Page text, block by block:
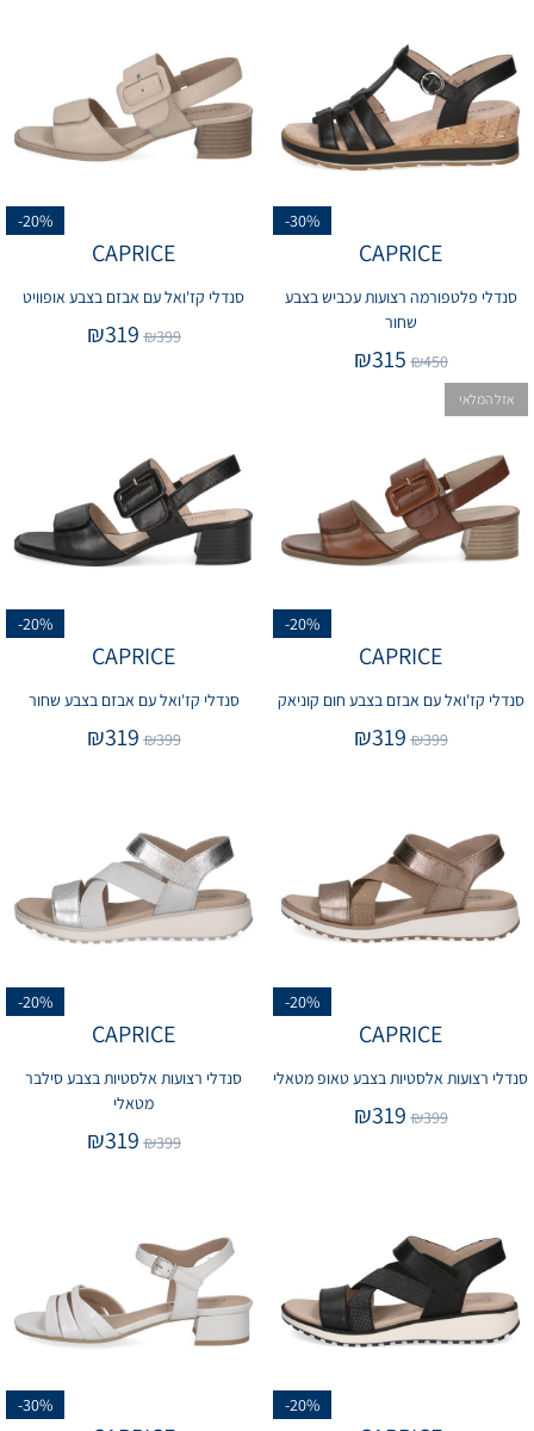
-30%
CAPRICE
סנדלי פלטפורמה רצועות עכביש בצבע
שחור
₪450
₪315
-20%
CAPRICE
סנדלי קז'ואל עם אבזם בצבע אופוויט
₪399
₪319
-20%
אזל המלאי
CAPRICE
סנדלי קז'ואל עם אבזם בצבע חום קוניאק
₪399
₪319
-20%
CAPRICE
סנדלי קז'ואל עם אבזם בצבע שחור
₪399
₪319
-20%
CAPRICE
סנדלי רצועות אלסטיות בצבע טאופ מטאלי
₪399
₪319
-20%
CAPRICE
סנדלי רצועות אלסטיות בצבע סילבר
מטאלי
₪399
₪319
-20%
-30%